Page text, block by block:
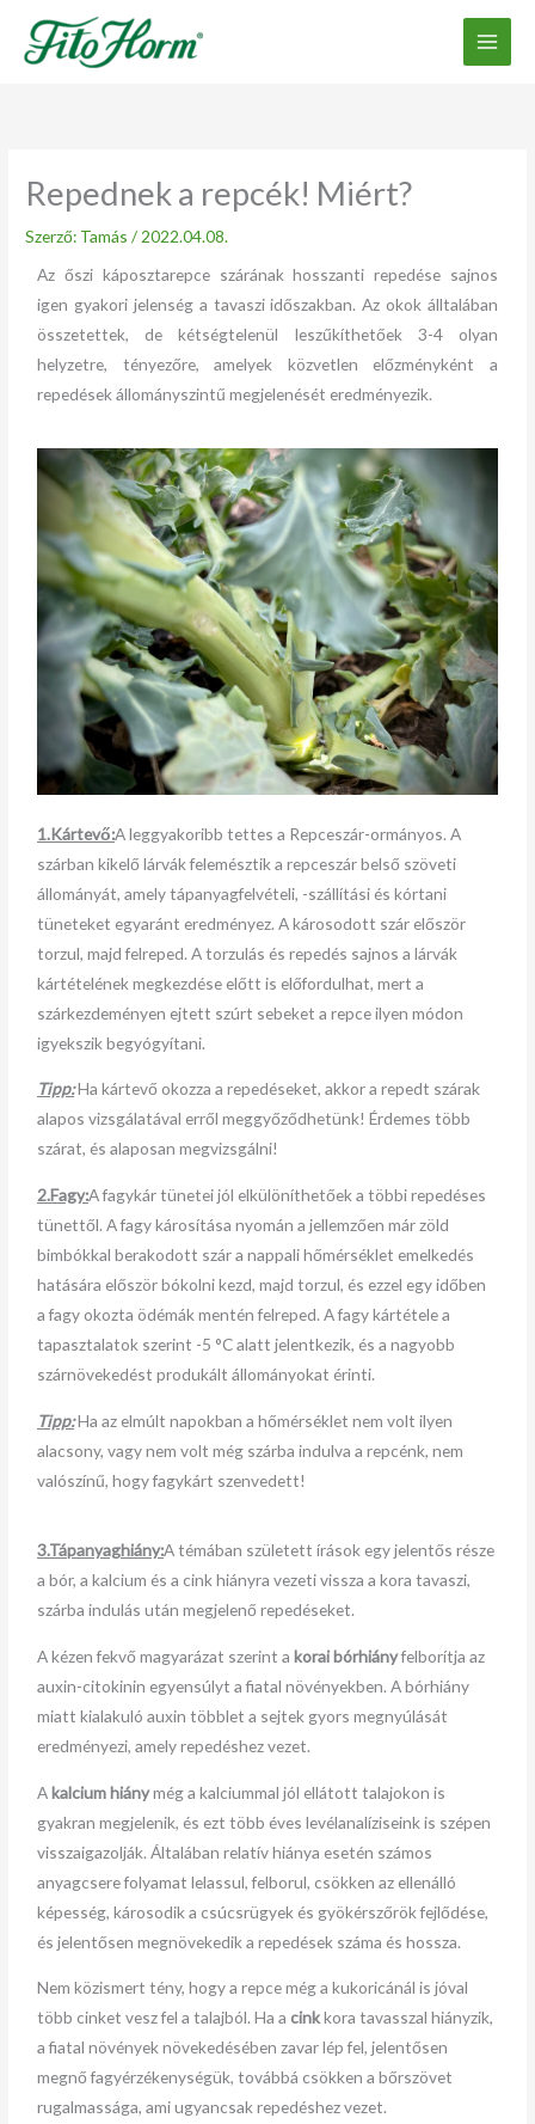
tartalomhoz
Repednek a repcék! Miért?
Szerző: Tamás/ 2022.04.08.
Az őszi káposztarepce szárának hosszanti repedése sajnos
igen gyakori jelenség a tavaszi időszakban. Az okok álltalában
összetettek, de kétségtelenül leszűkíthetőek 3-4 olyan
helyzetre, tényezőre, amelyek közvetlen előzményként a
repedések állományszintű megjelenését eredményezik.
1.Kártevő:A leggyakoribb tettes a Repceszár-ormányos. A
szárban kikelő lárvák felemésztik a repceszár belső szöveti
állományát, amely tápanyagfelvételi, -szállítási és kórtani
tüneteket egyaránt eredményez. A károsodott szár először
torzul, majd felreped. A torzulás és repedés sajnos a lárvák
kártételének megkezdése előtt is előfordulhat, mert a
szárkezdeményen ejtett szúrt sebeket a repce ilyen módon
igyekszik begyógyítani.
Tipp:Ha kártevő okozza a repedéseket, akkor a repedt szárak
alapos vizsgálatával erről meggyőződhetünk! Érdemes több
szárat, és alaposan megvizsgálni!
2.Fagy:A fagykár tünetei jól elkülöníthetőek a többi repedéses
tünettől. A fagy károsítása nyomán a jellemzően már zöld
bimbókkal berakodott szár a nappali hőmérséklet emelkedés
hatására először bókolni kezd, majd torzul, és ezzel egy időben
a fagy okozta ödémák mentén felreped. A fagy kártétele a
tapasztalatok szerint -5 °C alatt jelentkezik, és a nagyobb
szárnövekedést produkált állományokat érinti.
Tipp:Ha az elmúlt napokban a hőmérséklet nem volt ilyen
alacsony, vagy nem volt még szárba indulva a repcénk, nem
valószínű, hogy fagykárt szenvedett!
3.Tápanyaghiány:A témában született írások egy jelentős része
a bór, a kalcium és a cink hiányra vezeti vissza a kora tavaszi,
szárba indulás után megjelenő repedéseket.
A kézen fekvő magyarázat szerint akorai bórhiányfelborítja az
auxin-citokinin egyensúlyt a fiatal növényekben. A bórhiány
miatt kialakuló auxin többlet a sejtek gyors megnyúlását
eredményezi, amely repedéshez vezet.
Akalcium hiánymég a kalciummal jól ellátott talajokon is
gyakran megjelenik, és ezt több éves levélanalíziseink is szépen
visszaigazolják. Általában relatív hiánya esetén számos
anyagcsere folyamat lelassul, felborul, csökken az ellenálló
képesség, károsodik a csúcsrügyek és gyökérszőrök fejlődése,
és jelentősen megnövekedik a repedések száma és hossza.
Nem közismert tény, hogy a repce még a kukoricánál is jóval
több cinket vesz fel a talajból. Ha a cinkkora tavasszal hiányzik,
a fiatal növények növekedésében zavar lép fel, jelentősen
megnő fagyérzékenységük, továbbá csökken a bőrszövet
rugalmassága, ami ugyancsak repedéshez vezet.